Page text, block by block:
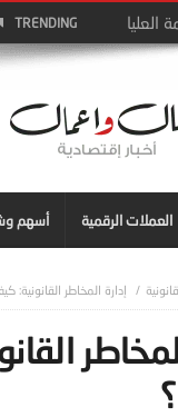
TRENDING
العملات الرقمية أسهم
إدارة المخاطر